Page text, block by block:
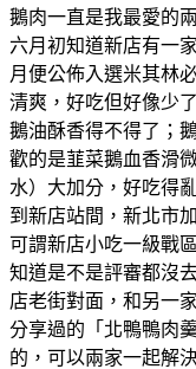
鵝肉一直是我最愛的
六月初知道新店有一
月便公佈入選米其林
清爽，好吃但好像少
鵝油酥香得不得了；
歡的是韮菜鵝血香滑
水）大加分，好吃得
到新店站間，新北市
可謂新店小吃一級戰
知道是不是評審都沒
店老街對面，和另一
分享過的「北鴨鴨肉
的，可以兩家一起解